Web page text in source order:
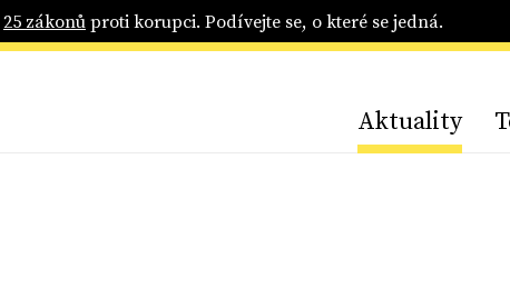
25 zákonůproti korupci. Podívejte se, o které se jedná.
Aktuality